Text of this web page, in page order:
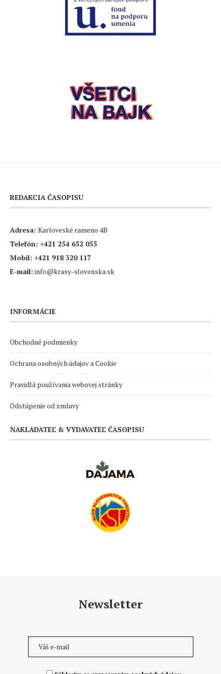
REDAKCIA ČASOPISU
Adresa: Karloveské rameno 4B
Telefón: +421 254 652 055
Mobil: +421 918 320 117
E-mail: info@krasy-slovenska.sk
INFORMÁCIE
Obchodné podmienky
Ochrana osobných údajov a Cookie
Pravidlá používania webovej stránky
Odstúpenie od zmluvy
NAKLADATEĽ & VYDAVATEĽ ČASOPISU
Newsletter